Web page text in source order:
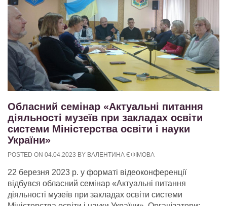
Обласний семінар «Актуальні питання
діяльності музеїв при закладах освіти
системи Міністерства освіти і науки
України»
POSTED ON 04.04.2023 BY ВАЛЕНТИНА ЄФІМОВА
22 березня 2023 р. у форматі відеоконференції
відбувся обласний семінар «Актуальні питання
діяльності музеїв при закладах освіти системи